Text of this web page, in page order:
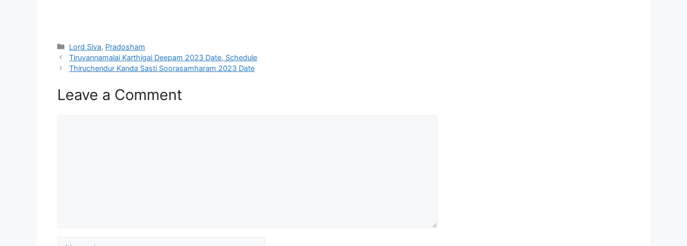
Categories
Lord Siva, Pradosham
Tiruvannamalai Karthigai Deepam 2023 Date, Schedule
Thiruchendur Kanda Sasti Soorasamharam 2023 Date
Leave a Comment
Name